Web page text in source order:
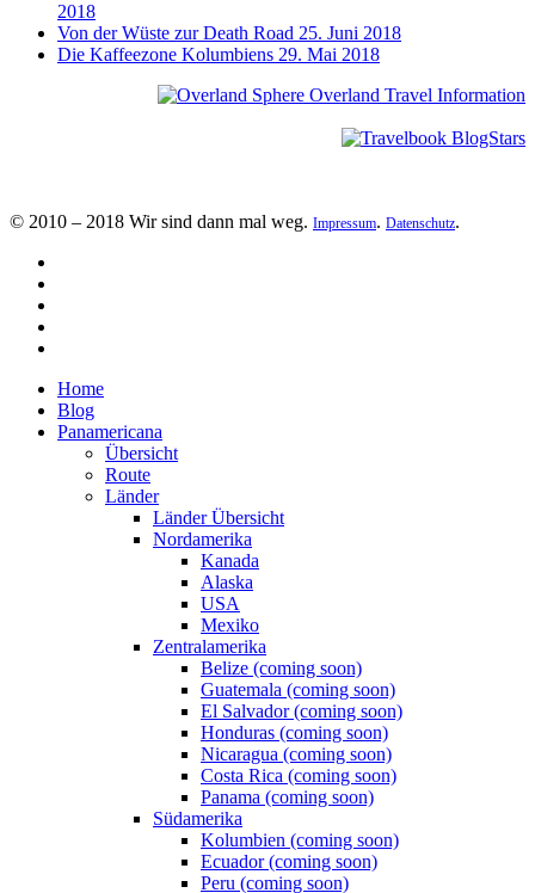
2018
Von der Wüste zur Death Road 25. Juni 2018
Die Kaffeezone Kolumbiens 29. Mai 2018
© 2010 – 2018 Wir sind dann mal weg. Impressum. Datenschutz.
Home
Blog
Panamericana
Übersicht
Route
Länder
Länder Übersicht
Nordamerika
Kanada
Alaska
USA
Mexiko
Zentralamerika
Belize (coming soon)
Guatemala (coming soon)
El Salvador (coming soon)
Honduras (coming soon)
Nicaragua (coming soon)
Costa Rica (coming soon)
Panama (coming soon)
Südamerika
Kolumbien (coming soon)
Ecuador (coming soon)
Peru (coming soon)